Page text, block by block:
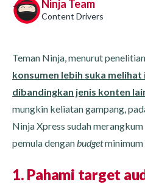
Ninja Team
Content Drivers
Teman Ninja, menurut
konsumen lebih suka
dibandingkan jenis konten
mungkin keliatan gampang,
Ninja Xpress sudah
pemula denganbudgetminimum
1. Pahami target